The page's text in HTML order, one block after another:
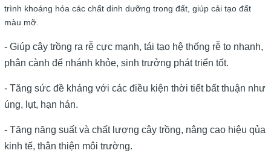
trình khoáng hóa các chất dinh dưỡng trong đất, giúp cải tạo đất
màu mỡ.
- Giúp cây trồng ra rễ cực mạnh, tái tạo hệ thống rễ to nhanh,
phân cành để nhánh khỏe, sinh trưởng phát triển tốt.
- Tăng sức đề kháng với các điều kiện thời tiết bất thuận như
úng, lụt, hạn hán.
- Tăng năng suất và chất lượng cây trồng, nâng cao hiệu qủa
kinh tế, thân thiện môi trường.